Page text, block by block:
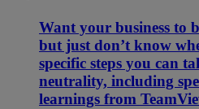
Want your business to
but just don’t know
specific steps you can
neutrality, including
learnings from